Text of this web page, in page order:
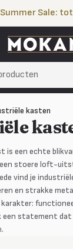
Summer Sale:
kasten
is een echte
stoere loft-
vind je
en strakke
een statement dat